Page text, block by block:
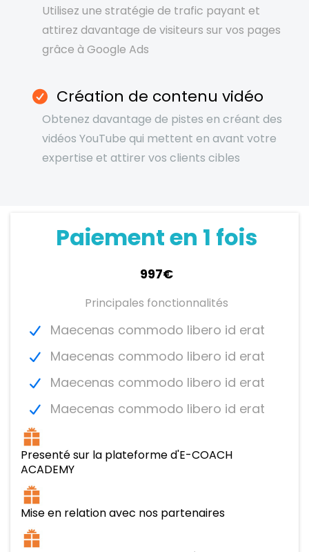
Utilisez une stratégie de trafic payant et
attirez davantage de visiteurs sur vos pages
grâce à Google Ads
Création de contenu vidéo
Obtenez davantage de pistes en créant des
vidéos YouTube qui mettent en avant votre
expertise et attirer vos clients cibles
Paiement en 1 fois
997€
Principales fonctionnalités
Maecenas commodo libero id erat
Maecenas commodo libero id erat
Maecenas commodo libero id erat
Maecenas commodo libero id erat
Presenté sur la plateforme d'E-COACH
ACADEMY
Mise en relation avec nos partenaires